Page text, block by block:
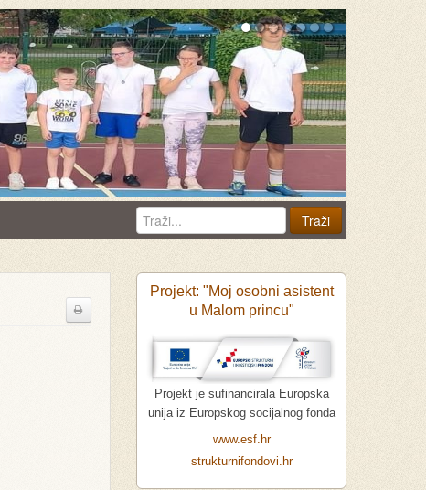
Projekt: "Moj osobni asistent
u Malom princu"
Projekt je sufinancirala Europska
unija iz Europskog socijalnog fonda
www.esf.hr
strukturnifondovi.hr